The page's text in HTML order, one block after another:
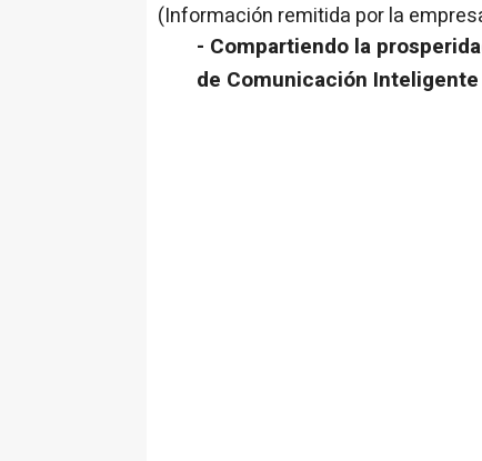
(Información remitida por la
- Compartiendo la
de Comunicación